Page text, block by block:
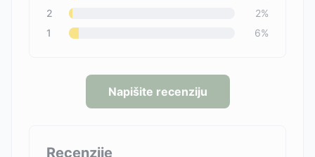
2
2%
1
6%
Napišite recenziju
Recenzije